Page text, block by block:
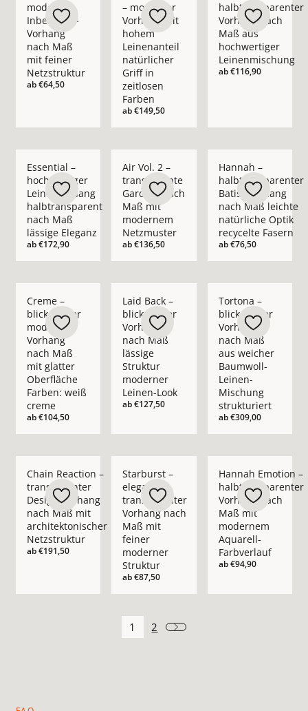
moderner
Inbetween-
Vorhang
nach Maß
mit feiner
Netzstruktur
ab€64,50
– moderner
Vorhang mit
hohem
Leinenanteil
natürlicher
Griff in
zeitlosen
Farben
ab€149,50
halbtransparenter
Vorhang nach
Maß aus
hochwertiger
Leinenmischung
ab€116,90
Essential –
hochwertiger
Leinenvorhang
halbtransparent
nach Maß
lässige Eleganz
ab€172,90
Air Vol. 2 –
transparente
Gardine nach
Maß mit
modernem
Netzmuster
ab€136,50
Hannah –
halbtransparenter
Batist-Vorhang
nach Maß leichte
natürliche Optik
recycelte Fasern
ab€76,50
Creme –
blickdichter
moderner
Vorhang
nach Maß
mit glatter
Oberfläche
Farben: weiß
creme
ab€104,50
Laid Back –
blickdichter
Vorhang
nach Maß
lässige
Struktur
moderner
Leinen-Look
ab€127,50
Tortona –
blickdichter
Vorhang
nach Maß
aus weicher
Baumwoll-
Leinen-
Mischung
strukturiert
ab€309,00
Chain Reaction –
transparenter
Design-Vorhang
nach Maß mit
architektonischer
Netzstruktur
ab€191,50
Starburst –
eleganter
transparenter
Vorhang nach
Maß mit
feiner
moderner
Struktur
ab€87,50
Hannah Emotion –
halbtransparenter
Vorhang nach
Maß mit
modernem
Aquarell-
Farbverlauf
ab€94,90
1 2